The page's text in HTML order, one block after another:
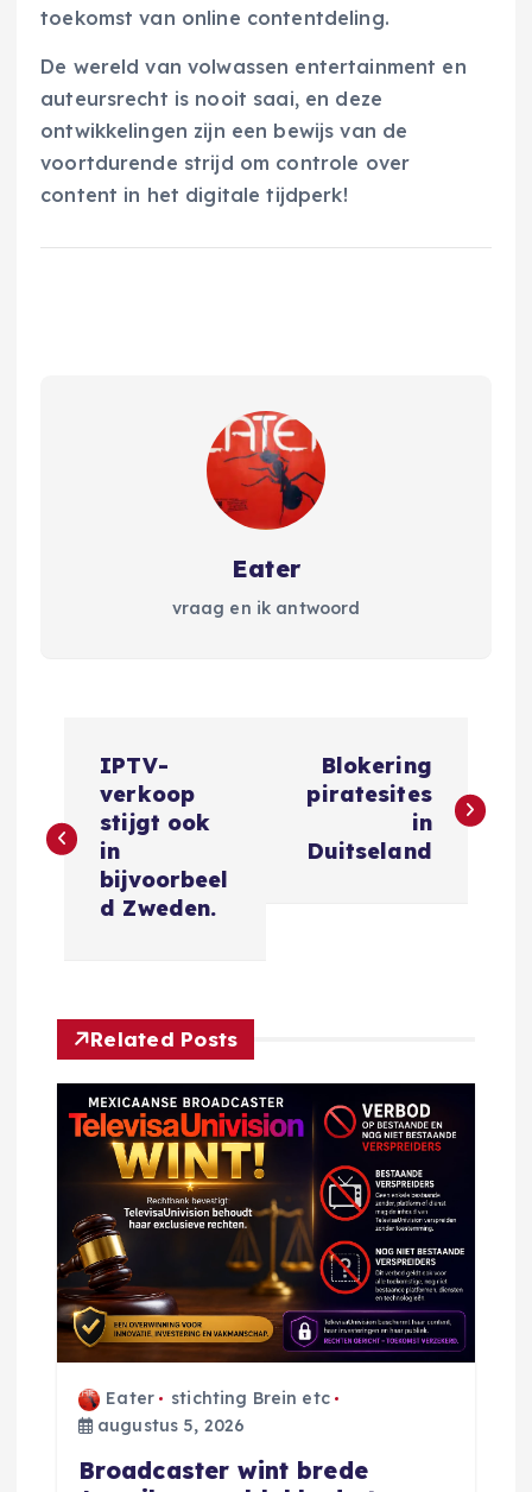
toekomst van online contentdeling.
De wereld van volwassen entertainment en
auteursrecht is nooit saai, en deze
ontwikkelingen zijn een bewijs van de
voortdurende strijd om controle over
content in het digitale tijdperk!
Eater
vraag en ik antwoord
r
h
t
v
IPTV-
verkoop
stijgt ook
in
bijvoorbeel
d Zweden.
Blokering
piratesites
in
Duitseland
Related Posts
Eater
stichting Brein etc
augustus 5, 2026
Broadcaster wint brede